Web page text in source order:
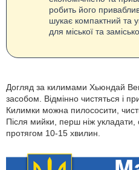
робить його
шукає компактний та
для міської та
Догляд за килимами Хьюндай
засобом. Відмінно чистяться і
Килимки можна пилососити,
Після мийки, перш ніж укладати,
протягом 10-15 хвилин.